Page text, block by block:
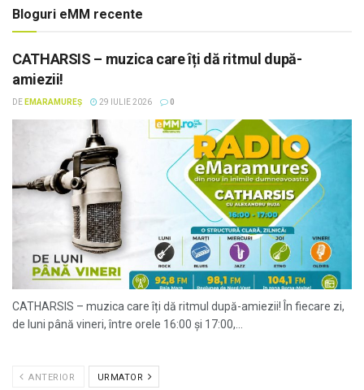
Bloguri eMM recente
CATHARSIS – muzica care îți dă ritmul după-
amiezii!
DE EMARAMUREȘ 29 IULIE 2026 0
CATHARSIS – muzica care îți dă ritmul după-amiezii! În fiecare zi,
de luni până vineri, între orele 16:00 și 17:00,...
ANTERIOR URMATOR